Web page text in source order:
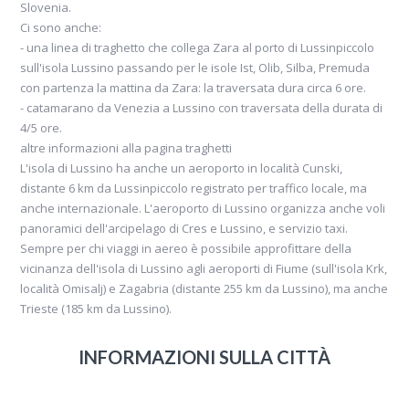
Slovenia.
Ci sono anche:
- una linea di traghetto che collega Zara al porto di Lussinpiccolo
sull'isola Lussino passando per le isole Ist, Olib, Silba, Premuda
con partenza la mattina da Zara: la traversata dura circa 6 ore.
- catamarano da Venezia a Lussino con traversata della durata di
4/5 ore.
altre informazioni alla pagina traghetti
L'isola di Lussino ha anche un aeroporto in località Cunski,
distante 6 km da Lussinpiccolo registrato per traffico locale, ma
anche internazionale. L'aeroporto di Lussino organizza anche voli
panoramici dell'arcipelago di Cres e Lussino, e servizio taxi.
Sempre per chi viaggi in aereo è possibile approfittare della
vicinanza dell'isola di Lussino agli aeroporti di Fiume (sull'isola Krk,
località Omisalj) e Zagabria (distante 255 km da Lussino), ma anche
Trieste (185 km da Lussino).
INFORMAZIONI SULLA CITTÀ